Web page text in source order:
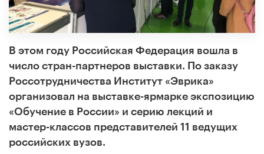
В этом году Российская Федерация вошла в
число стран-партнеров выставки. По заказу
Россотрудничества Институт «Эврика»
организовал на выставке-ярмарке экспозицию
«Обучение в России» и серию лекций и
мастер-классов представителей 11 ведущих
российских вузов.